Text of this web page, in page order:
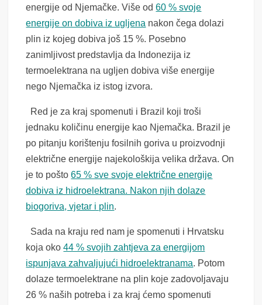
energije od Njemačke. Više od60 % svoje
energije on dobiva iz ugljena nakon čega dolazi
plin iz kojeg dobiva još 15 %. Posebno
zanimljivost predstavlja da Indonezija iz
termoelektrana na ugljen dobiva više energije
nego Njemačka iz istog izvora.
Red je za kraj spomenuti i Brazil koji troši
jednaku količinu energije kao Njemačka. Brazil je
po pitanju korištenju fosilnih goriva u proizvodnji
električne energije najekološkija velika država. On
je to pošto65 % sve svoje električne energije
dobiva iz hidroelektrana. Nakon njih dolaze
biogoriva, vjetar i plin.
Sada na kraju red nam je spomenuti i Hrvatsku
koja oko44 % svojih zahtjeva za energijom
ispunjava zahvaljujući hidroelektranama. Potom
dolaze termoelektrane na plin koje zadovoljavaju
26 % naših potreba i za kraj ćemo spomenuti